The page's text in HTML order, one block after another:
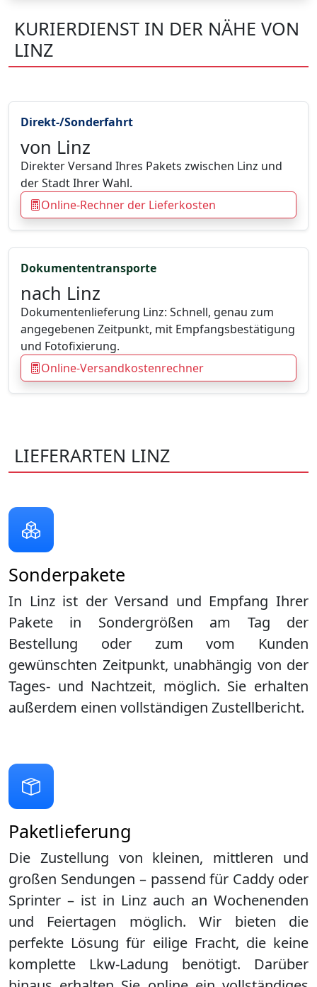
KURIERDIENST IN DER NÄHE VON
LINZ
Direkt-/Sonderfahrt
von Linz
Direkter Versand Ihres Pakets zwischen Linz und
der Stadt Ihrer Wahl.
Online-Rechner der Lieferkosten
Dokumententransporte
nach Linz
Dokumentenlieferung Linz: Schnell, genau zum
angegebenen Zeitpunkt, mit Empfangsbestätigung
und Fotofixierung.
Online-Versandkostenrechner
LIEFERARTEN LINZ
Paketlieferung
Die Zustellung von kleinen, mittleren und
großen Sendungen – passend für Caddy oder
Sprinter – ist in Linz auch an Wochenenden
und Feiertagen möglich. Wir bieten die
perfekte Lösung für eilige Fracht, die keine
komplette Lkw-Ladung benötigt. Darüber
Sonderpakete
In Linz ist der Versand und Empfang Ihrer
Pakete in Sondergrößen am Tag der
Bestellung oder zum vom Kunden
gewünschten Zeitpunkt, unabhängig von der
Tages- und Nachtzeit, möglich. Sie erhalten
außerdem einen vollständigen Zustellbericht.